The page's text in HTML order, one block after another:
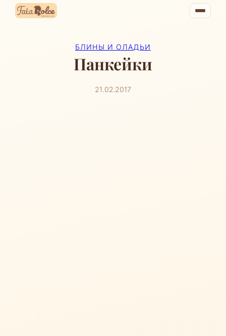
Перейти
БЛИНЫ И ОЛАДЬИ
Панкейки
21.02.2017